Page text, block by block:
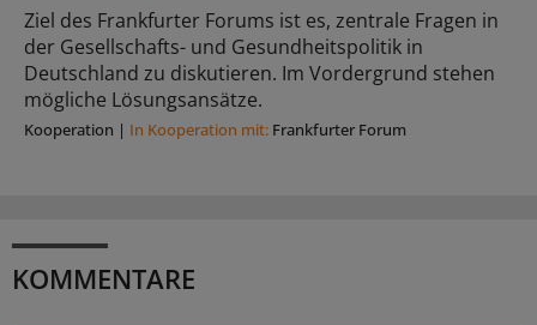
Ziel des Frankfurter Forums ist es, zentrale Fragen in
der Gesellschafts- und Gesundheitspolitik in
Deutschland zu diskutieren. Im Vordergrund stehen
mögliche Lösungsansätze.
Kooperation | In Kooperation mit: Frankfurter Forum
KOMMENTARE